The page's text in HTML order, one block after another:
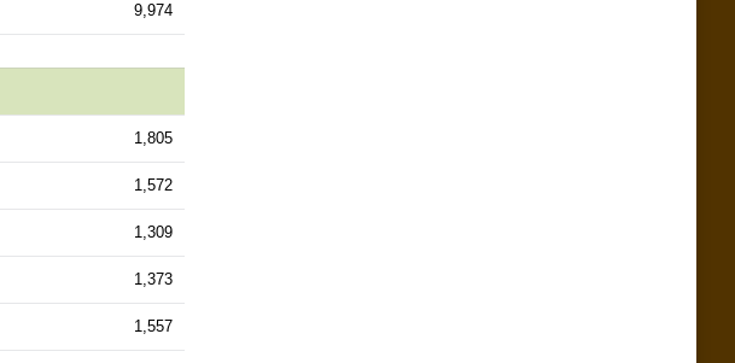
9,974
1,805
1,572
1,309
1,373
1,557